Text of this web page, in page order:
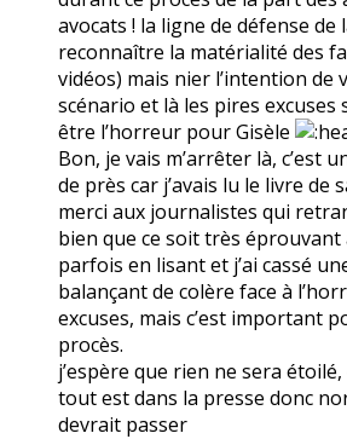
avocats ! la ligne de défense
reconnaître la matérialité des
vidéos) mais nier l’intention de
scénario et là les pires excuses
être l’horreur pour Gisèle
Bon, je vais m’arrêter là, c’est
de près car j’avais lu le livre de
merci aux journalistes qui
bien que ce soit très éprouvant
parfois en lisant et j’ai cassé
balançant de colère face à
excuses, mais c’est important
procès.
j’espère que rien ne sera
tout est dans la presse donc
devrait passer